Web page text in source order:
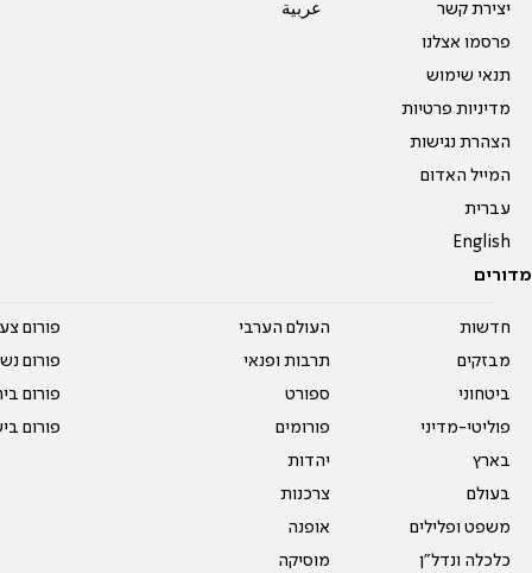
יצירת קשר
פרסמו אצלנו
תנאי שימוש
מדיניות פרטיות
הצהרת נגישות
המייל האדום
עברית
English
عربية
מדורים
חדשות
מבזקים
ביטחוני
פוליטי-מדיני
בארץ
בעולם
משפט ופלילים
כלכלה ונדל"ן
העולם הערבי
תרבות ופנאי
ספורט
פורומים
יהדות
צרכנות
אופנה
מוסיקה
פורום
פורום
פורום
פורום